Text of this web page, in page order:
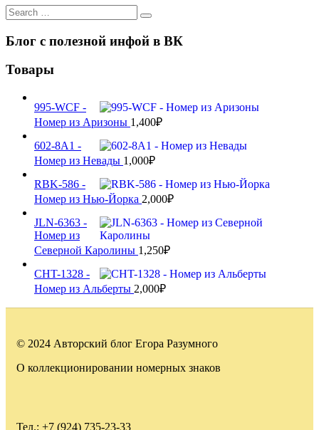
Search
for:
Search
Блог с полезной инфой в ВК
Товары
995-WCF -
Номер из Аризоны 1,400₽
602-8A1 -
Номер из Невады 1,000₽
RBK-586 -
Номер из Нью-Йорка 2,000₽
JLN-6363 -
Номер из
Северной Каролины 1,250₽
CHT-1328 -
Номер из Альберты 2,000₽
© 2024 Авторский блог Егора Разумного
О коллекционировании номерных знаков
Тел.: +7 (924) 735-23-33